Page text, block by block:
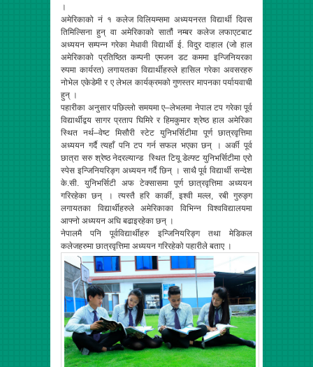
।
अमेरिकाको नं १ कलेज विलियम्समा अध्ययनरत विद्यार्थी दिवस
तिमिल्सिना हुन् वा अमेरिकाको सातौं नम्बर कलेज लफाएटबाट
अध्ययन सम्पन्न गरेका मेधावी विद्यार्थी ई. विदुर दाहाल (जो हाल
अमेरिकाको प्रतिष्ठित कम्पनी एमजन डट कममा इन्जिनियरका
रुपमा कार्यरत) लगायतका विद्यार्थीहरुले हासिल गरेका अवसरहरु
नोभेल एकेडेमी र ए लेभल कार्यक्रमको गुणस्तर मापनका पर्यायवाची
हुन् ।
पहारीका अनुसार पछिल्लो समयमा ए–लेभलमा नेपाल टप गरेका पूर्व
विद्यार्थीद्वय सागर प्रताप घिमिरे र हिमकुमार श्रेष्ठ हाल अमेरिका
स्थित नर्थ–वेष्ट मिसौरी स्टेट युनिभर्सिटीमा पूर्ण छात्रवृत्तिमा
अध्ययन गर्दै त्यहाँ पनि टप गर्न सफल भएका छन् । अर्की पूर्व
छात्रा सरु श्रेष्ठ नेदरल्यान्ड स्थित टियू डेल्फ्ट युनिभर्सिटीमा एरो
स्पेस इन्जिनियरिङ्ग अध्ययन गर्दै छिन् । साथै पूर्व विद्यार्थी सन्देश
के.सी. युनिभर्सिटी अफ टेक्सासमा पूर्ण छात्रवृत्तिमा अध्ययन
गरिरहेका छन् । त्यस्तै हरि कार्की, इश्वी मल्ल, रबी गुरुङ्ग
लगायतका विद्यार्थीहरुले अमेरिकाका विभिन्न विश्वविद्यालयमा
आफ्नो अध्ययन अघि बढाइरहेका छन् ।
नेपालमै पनि पूर्वविद्यार्थीहरु इन्जिनियरिङ्ग तथा मेडिकल
कलेजहरुमा छात्रवृत्तिमा अध्ययन गरिरहेको पहारीले बताए ।